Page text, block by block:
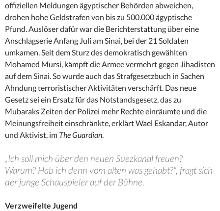
offiziellen Meldungen ägyptischer Behörden abweichen,
drohen hohe Geldstrafen von bis zu 500.000 ägyptische
Pfund. Auslöser dafür war die Berichterstattung über eine
Anschlagserie Anfang Juli am Sinai, bei der 21 Soldaten
umkamen. Seit dem Sturz des demokratisch gewählten
Mohamed Mursi, kämpft die Armee vermehrt gegen Jihadisten
auf dem Sinai. So wurde auch das Strafgesetzbuch in Sachen
Ahndung terroristischer Aktivitäten verschärft. Das neue
Gesetz sei ein Ersatz für das Notstandsgesetz, das zu
Mubaraks Zeiten der Polizei mehr Rechte einräumte und die
Meinungsfreiheit einschränkte, erklärt Wael Eskandar, Autor
und Aktivist, im The Guardian.
„Ich soll mich über den neuen Suezkanal freuen?
Warum? Hab ich denn vom alten was gehabt?“, fragt sich
der junge Schauspieler auf der Bühne.
Verzweifelte Jugend